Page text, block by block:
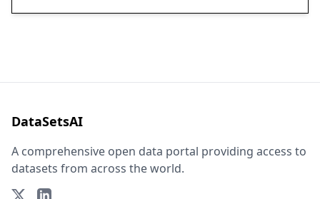
DataSetsAI
A comprehensive open data portal providing access to
datasets from across the world.